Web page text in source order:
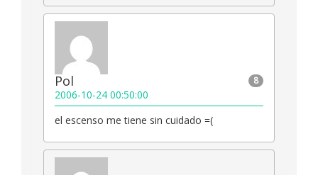
8
Pol
2006-10-24 00:50:00
el escenso me tiene sin cuidado =(